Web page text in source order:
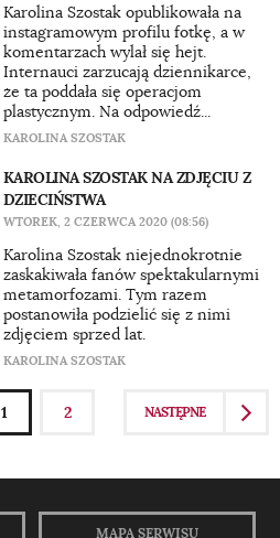
Karolina Szostak opublikowała na
instagramowym profilu fotkę, a w
komentarzach wylał się hejt.
Internauci zarzucają dziennikarce,
że ta poddała się operacjom
plastycznym. Na odpowiedź...
KAROLINA SZOSTAK
KAROLINA SZOSTAK NA ZDJĘCIU Z
DZIECIŃSTWA
WTOREK, 2 CZERWCA 2020 (08:56)
Karolina Szostak niejednokrotnie
zaskakiwała fanów spektakularnymi
metamorfozami. Tym razem
postanowiła podzielić się z nimi
zdjęciem sprzed lat.
KAROLINA SZOSTAK
1 2 NASTĘPNE
MAPA SERWISU